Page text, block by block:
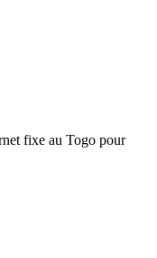
fixe au Togo pour